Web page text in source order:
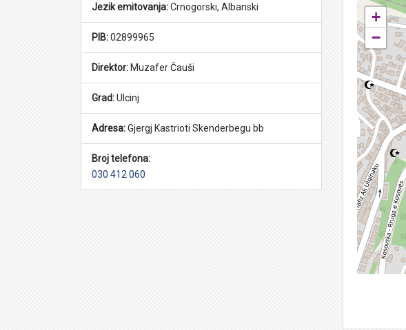
Jezik emitovanja:Crnogorski, Albanski
PIB:02899965
Direktor: Muzafer Čauši
Grad:Ulcinj
Adresa:Gjergj Kastrioti Skenderbegu bb
Broj telefona:
030 412 060
+
−